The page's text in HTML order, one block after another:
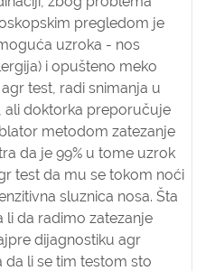
pregledom je
uzroka - nos
i opušteno meko
test, radi snimanja u
ali doktorka preporučuje
metodom zatezanje
da je 99% u tome uzrok
test da mu se tokom noći
sluznica nosa. Šta
da radimo zatezanje
dijagnostiku agr
da li se tim testom sto